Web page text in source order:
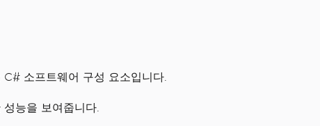
소프트웨어 구성 요소입니다.
능을 보여줍니다.